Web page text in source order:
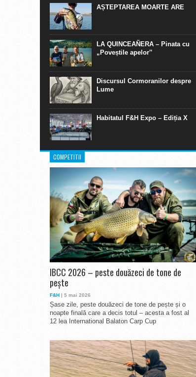
AȘTEPTAREA MOARTE ARE
LA QUINCEAÑERA – Pinata cu
„Poveștile apelor‟
Discursul Cormoranilor despre
Lume
Habitatul F&H Expo – Ediția X
COMPETITII
IBCC 2026 – peste douăzeci de tone de
pește
F&H | 5 mai 2026
Șase zile, peste douăzeci de tone de pește și o
noapte finală care a decis totul – acesta a fost al
12 lea International Balaton Carp Cup